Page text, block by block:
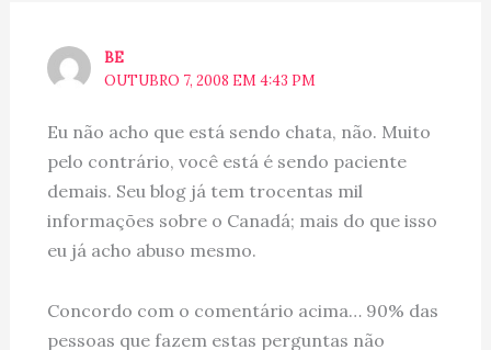
BE
OUTUBRO 7, 2008 EM 4:43 PM
Eu não acho que está sendo chata, não. Muito
pelo contrário, você está é sendo paciente
demais. Seu blog já tem trocentas mil
informações sobre o Canadá; mais do que isso
eu já acho abuso mesmo.
Concordo com o comentário acima… 90% das
pessoas que fazem estas perguntas não